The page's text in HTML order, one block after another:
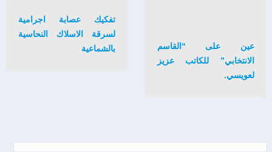
تفكيك عصابة اجرامية
لسرقة الاسلاك النحاسية
بالشماعية
عين على “القاسم
الانتخابي” للكاتب عزيز
لعويسي.